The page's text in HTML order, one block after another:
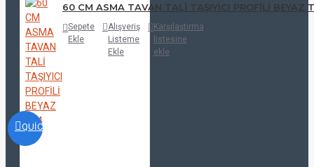
QUICKVIEW
60 CM ASMA TAVAN TALİ TAŞIYICI PROFİLİ BEYAZ
Sepete
Ekle
Alışveriş
Listeme
Ekle
Karşılaştırma
listesine
ekle